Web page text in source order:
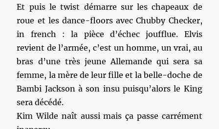
Et puis le twist démarre sur les chapeaux de
roue et les dance-floors avec Chubby Checker,
in french : la pièce d’échec joufflue. Elvis
revient de l’armée, c’est un homme, un vrai, au
bras d’une très jeune Allemande qui sera sa
femme, la mère de leur fille et la belle-doche de
Bambi Jackson à son insu puisqu’alors le King
sera décédé.
Kim Wilde naît aussi mais ça passe carrément